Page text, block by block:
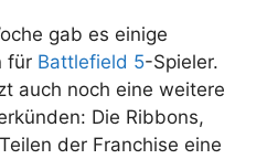
gab es einige
für Battlefield 5-Spieler.
auch noch eine weitere
Die Ribbons,
der Franchise eine